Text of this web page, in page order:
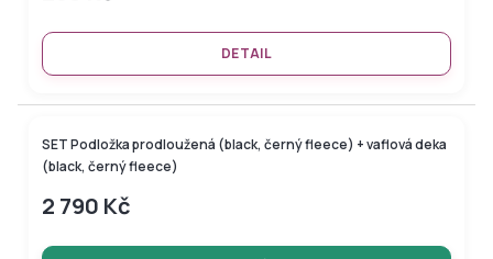
DETAIL
SET Podložka prodloužená (black, černý fleece) + vaflová deka
(black, černý fleece)
2 790 Kč